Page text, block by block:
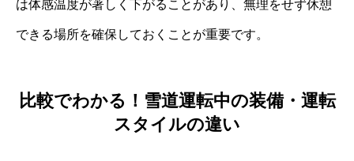
は体感温度が著しく下がることがあり、無理をせず休憩
できる場所を確保しておくことが重要です。
比較でわかる！雪道運転中の装備・運転
スタイルの違い